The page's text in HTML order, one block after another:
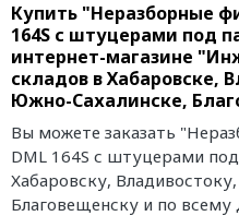
Купить "Неразборные
164S с штуцерами под
интернет-магазине
складов в Хабаровске,
Южно-Сахалинске,
Вы можете заказать
DML 164S с штуцерами
Хабаровску,
Благовещенску и по